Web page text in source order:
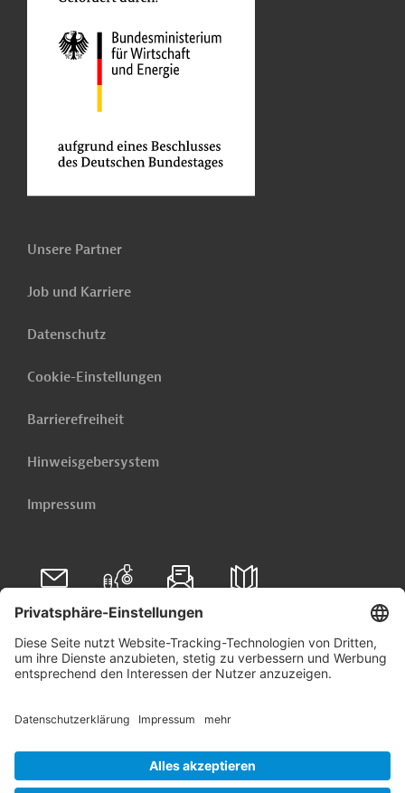
Unsere Partner
Job und Karriere
Datenschutz
Cookie-Einstellungen
Barrierefreiheit
Hinweisgebersystem
Impressum
Folgen Sie uns auf
Linkedin